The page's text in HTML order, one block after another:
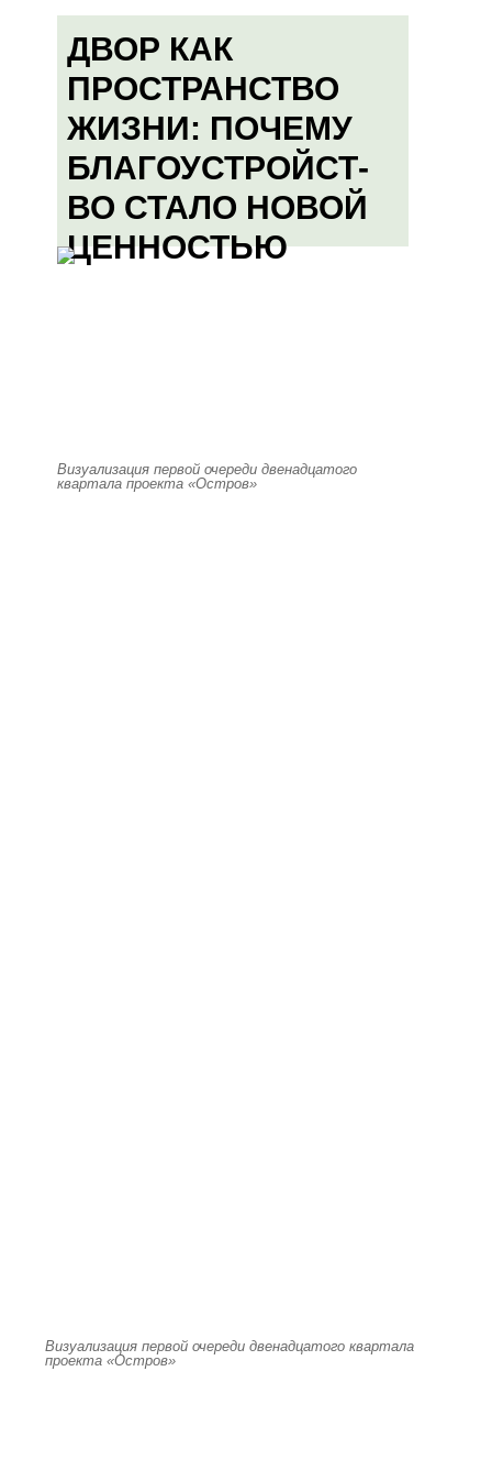
ДВОР КАК
ПРОСТРАНСТВО
ЖИЗНИ: ПОЧЕМУ
БЛАГОУСТРОЙСТ-
ВО СТАЛО НОВОЙ
ЦЕННОСТЬЮ
Визуализация первой очереди двенадцатого
квартала проекта «Остров»
Визуализация первой очереди двенадцатого квартала
проекта «Остров»